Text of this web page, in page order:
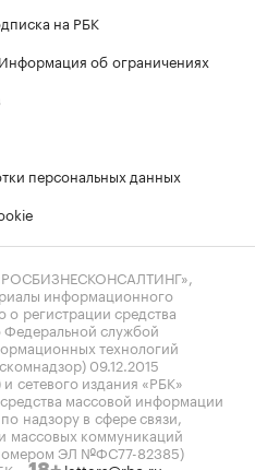
на РБК
Информация об ограничениях
персональных данных
информационного
о регистрации средства
службой
технологий
09.12.2015
издания «РБК»
массовой информации
надзору в сфере связи,
массовых коммуникаций
ЭЛ №ФС77-82385)